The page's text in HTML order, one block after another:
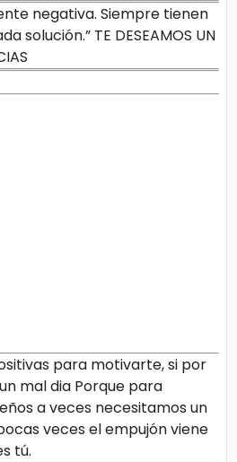
negativa. Siempre tienen
solución.” TE DESEAMOS UN
para motivarte, si por
mal dia Porque para
a veces necesitamos un
veces el empujón viene
tú.